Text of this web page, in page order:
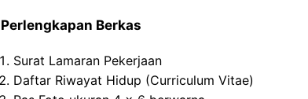
Perlengkapan Berkas
Surat Lamaran Pekerjaan
Daftar Riwayat Hidup (Curriculum Vitae)